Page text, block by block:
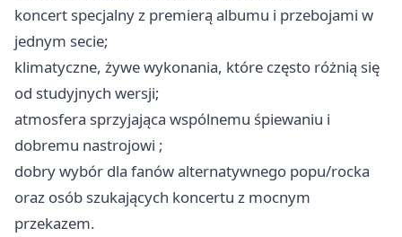
koncert specjalny z premierą albumu i przebojami w
jednym secie;
klimatyczne, żywe wykonania, które często różnią się
od studyjnych wersji;
atmosfera sprzyjająca wspólnemu śpiewaniu i
dobremu nastrojowi ;
dobry wybór dla fanów alternatywnego popu/rocka
oraz osób szukających koncertu z mocnym
przekazem.